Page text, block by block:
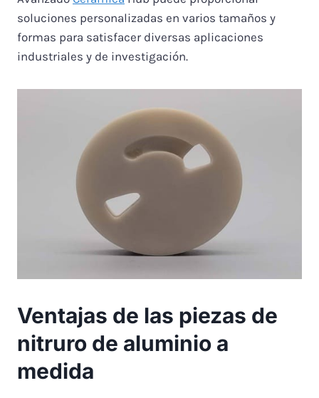
soluciones personalizadas en varios tamaños y
formas para satisfacer diversas aplicaciones
industriales y de investigación.
Ventajas de las piezas de
nitruro de aluminio a
medida